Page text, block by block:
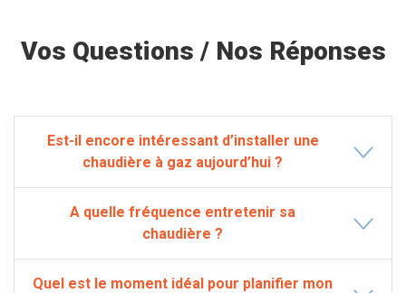
Vos Questions / Nos Réponses
Est-il encore intéressant d’installer une
chaudière à gaz aujourd’hui ?
A quelle fréquence entretenir sa
chaudière ?
Quel est le moment idéal pour planifier mon